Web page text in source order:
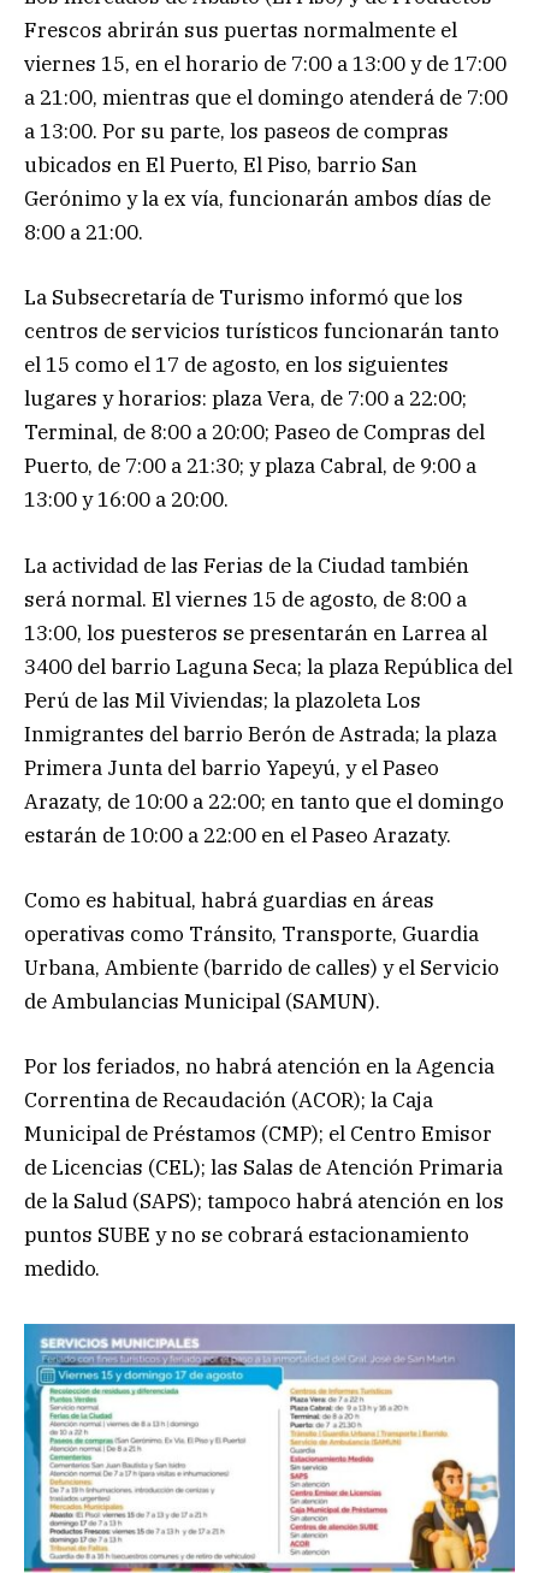
Frescos abrirán sus puertas normalmente el
viernes 15, en el horario de 7:00 a 13:00 y de 17:00
a 21:00, mientras que el domingo atenderá de 7:00
a 13:00. Por su parte, los paseos de compras
ubicados en El Puerto, El Piso, barrio San
Gerónimo y la ex vía, funcionarán ambos días de
8:00 a 21:00.
La Subsecretaría de Turismo informó que los
centros de servicios turísticos funcionarán tanto
el 15 como el 17 de agosto, en los siguientes
lugares y horarios: plaza Vera, de 7:00 a 22:00;
Terminal, de 8:00 a 20:00; Paseo de Compras del
Puerto, de 7:00 a 21:30; y plaza Cabral, de 9:00 a
13:00 y 16:00 a 20:00.
La actividad de las Ferias de la Ciudad también
será normal. El viernes 15 de agosto, de 8:00 a
13:00, los puesteros se presentarán en Larrea al
3400 del barrio Laguna Seca; la plaza República del
Perú de las Mil Viviendas; la plazoleta Los
Inmigrantes del barrio Berón de Astrada; la plaza
Primera Junta del barrio Yapeyú, y el Paseo
Arazaty, de 10:00 a 22:00; en tanto que el domingo
estarán de 10:00 a 22:00 en el Paseo Arazaty.
Como es habitual, habrá guardias en áreas
operativas como Tránsito, Transporte, Guardia
Urbana, Ambiente (barrido de calles) y el Servicio
de Ambulancias Municipal (SAMUN).
Por los feriados, no habrá atención en la Agencia
Correntina de Recaudación (ACOR); la Caja
Municipal de Préstamos (CMP); el Centro Emisor
de Licencias (CEL); las Salas de Atención Primaria
de la Salud (SAPS); tampoco habrá atención en los
puntos SUBE y no se cobrará estacionamiento
medido.